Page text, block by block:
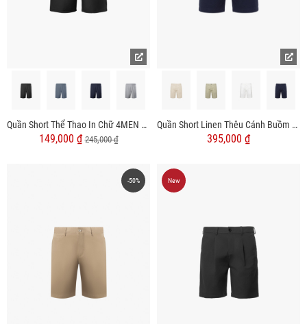
Quần Short Thể Thao In Chữ 4MEN Ở Túi Form Relax Sport QS077
149,000 ₫245,000 ₫
Quần Short Linen Thêu Cánh Buồm Form Straight QS087
395,000 ₫
-50% New